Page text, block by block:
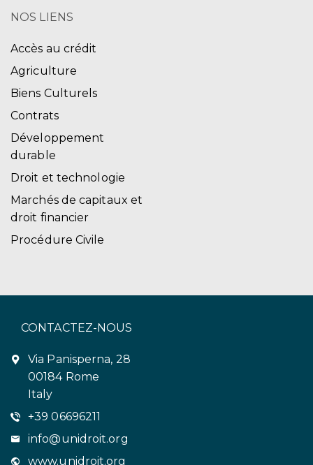
NOS LIENS
Accès au crédit
Agriculture
Biens Culturels
Contrats
Développement
durable
Droit et technologie
Marchés de capitaux et
droit financier
Procédure Civile
CONTACTEZ-NOUS
Via Panisperna, 28
00184 Rome
Italy
+39 06696211
info@unidroit.org
www.unidroit.org